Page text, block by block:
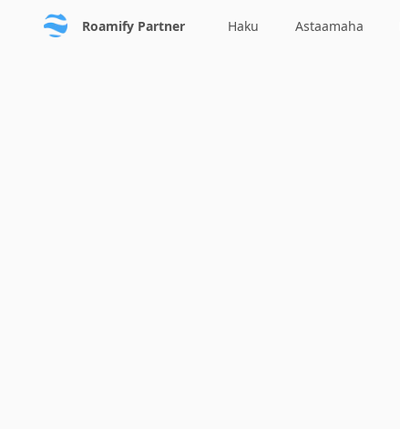
Roamify Partner Haku Astaamaha